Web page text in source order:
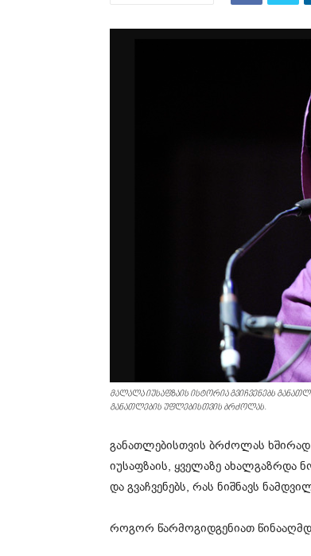
მალალა იუსაფზაის ისტორია გვიჩვენებს
განათლების უფლებისთვის ბრძოლას.
განათლებისთვის ბრძოლას
იუსაფზაის, ყველაზე ახალგაზრდა
და გვაჩვენებს, რას ნიშნავს
როგორ წარმოგიდგენიათ